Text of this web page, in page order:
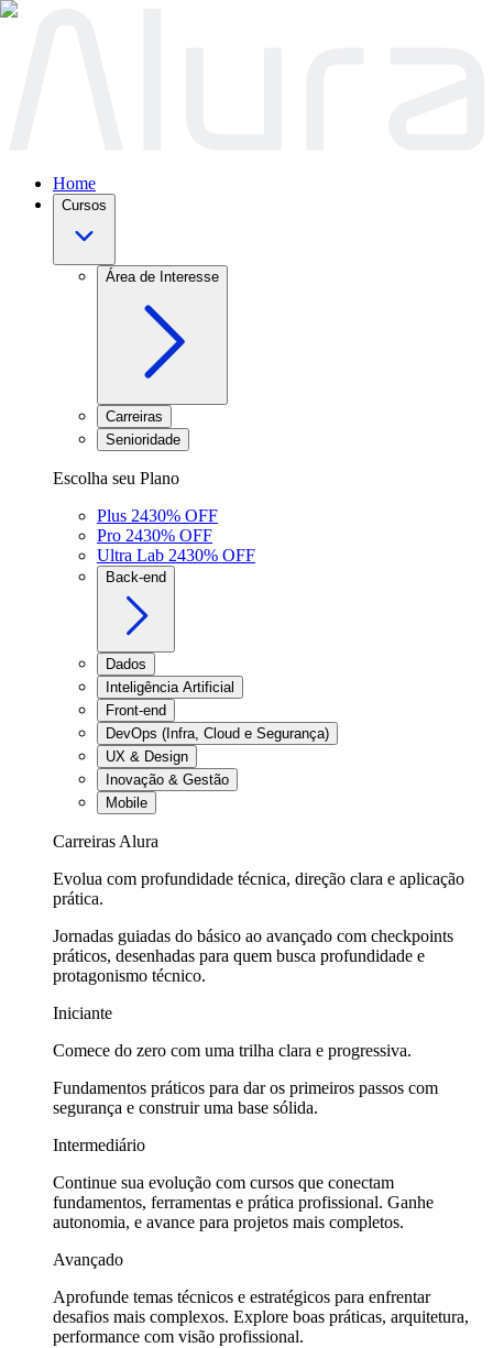
Home
Cursos
Área de Interesse
Carreiras
Senioridade
Escolha seu Plano
Plus 2430% OFF
Pro 2430% OFF
Ultra Lab 2430% OFF
Back-end
Dados
Inteligência Artificial
Front-end
DevOps (Infra, Cloud e Segurança)
UX & Design
Inovação & Gestão
Mobile
Carreiras Alura
Evolua com profundidade técnica, direção clara e aplicação
prática.
Jornadas guiadas do básico ao avançado com checkpoints
práticos, desenhadas para quem busca profundidade e
protagonismo técnico.
Iniciante
Comece do zero com uma trilha clara e progressiva.
Fundamentos práticos para dar os primeiros passos com
segurança e construir uma base sólida.
Intermediário
Continue sua evolução com cursos que conectam
fundamentos, ferramentas e prática profissional. Ganhe
autonomia, e avance para projetos mais completos.
Avançado
Aprofunde temas técnicos e estratégicos para enfrentar
desafios mais complexos. Explore boas práticas, arquitetura,
performance com visão profissional.